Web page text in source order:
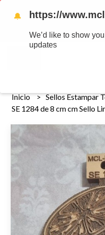
Tenemos envios a todo el
realizan 48 hs habiles
MAYOR se envian 7
Inicio
Sellos Estampar
SE 1284 de 8 cm cm Sello
🔔 https://
We’d like to show
updates